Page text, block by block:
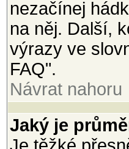
nezačínej
na něj. Další,
výrazy ve
FAQ".
Návrat nahoru
Jaký je